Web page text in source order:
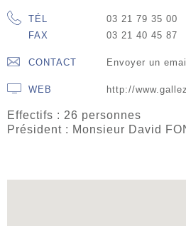
TÉL
03 21 79 35 00
FAX
03 21 40 45 87
CONTACT Envoyer un email
WEB http://
Effectifs : 26 personnes
Président : Monsieur David